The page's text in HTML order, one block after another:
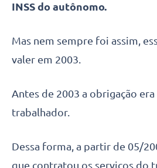
INSS do autônomo.
Mas nem sempre foi assim,
valer em 2003.
Antes de 2003 a obrigação
trabalhador.
Dessa forma, a partir de 05/
que contratou os serviços do